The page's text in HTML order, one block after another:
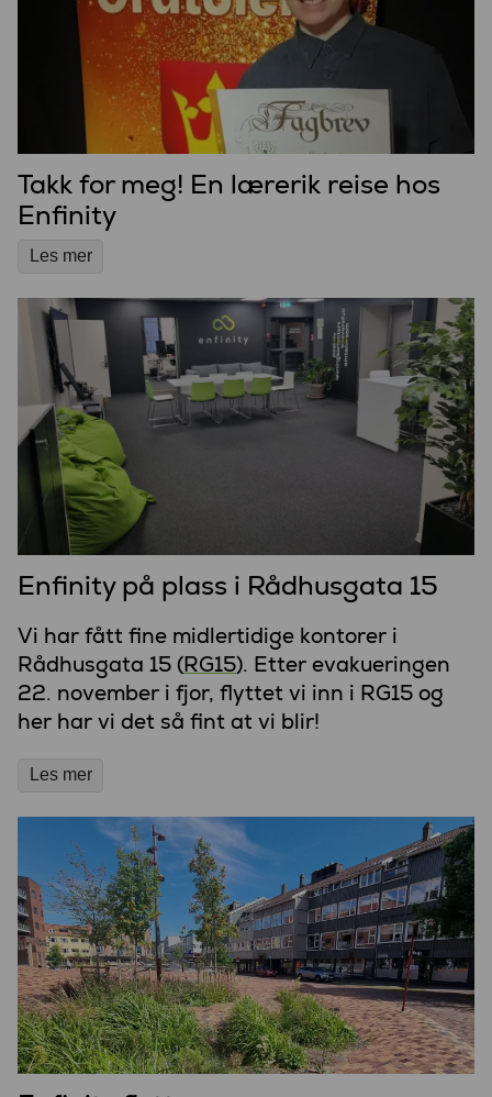
Takk for meg! En lærerik reise hos
Enfinity
Les mer
Enfinity på plass i Rådhusgata 15
Vi har fått fine midlertidige kontorer i
Rådhusgata 15 (RG15). Etter evakueringen
22. november i fjor, flyttet vi inn i RG15 og
her har vi det så fint at vi blir!
Les mer